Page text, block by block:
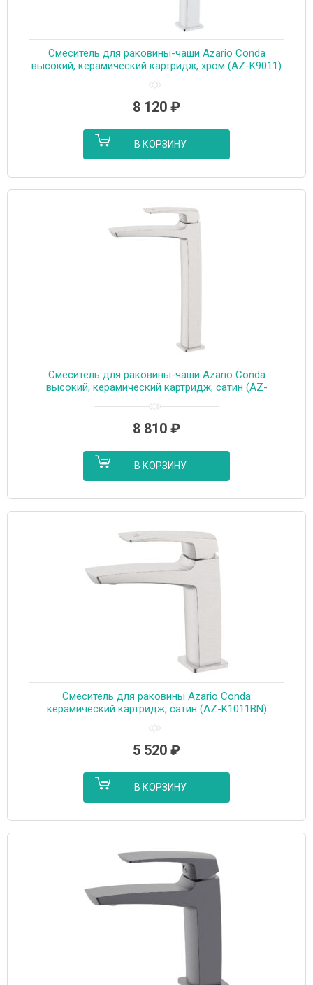
Смеситель для раковины-чаши Azario Conda
высокий, керамический картридж, хром (AZ-K9011)
8 120 ₽
В КОРЗИНУ
Смеситель для раковины-чаши Azario Conda
высокий, керамический картридж, сатин (AZ-
8 810 ₽
В КОРЗИНУ
Cмеситель для раковины Azario Conda
керамический картридж, сатин (AZ-K1011BN)
5 520 ₽
В КОРЗИНУ